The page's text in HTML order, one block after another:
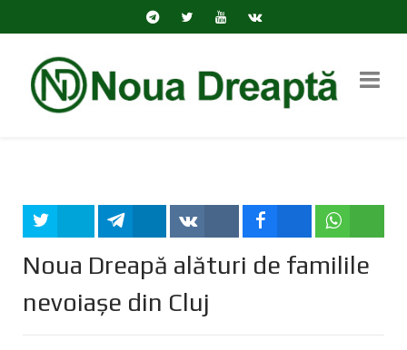
Noua Dreapă alături de familile
nevoiașe din Cluj